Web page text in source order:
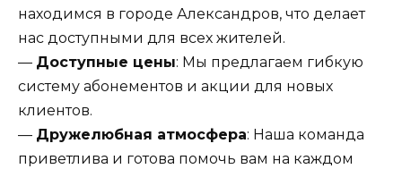
находимся в городе Александров, что делает
нас доступными для всех жителей.
— Доступные цены: Мы предлагаем гибкую
систему абонементов и акции для новых
клиентов.
— Дружелюбная атмосфера: Наша команда
приветлива и готова помочь вам на каждом